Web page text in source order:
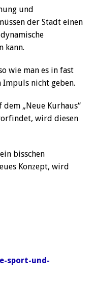
und
der Stadt einen
kann.
wie man es in fast
nicht geben.
„Neue Kurhaus“
wird diesen
bisschen
Konzept, wird
sport-und-